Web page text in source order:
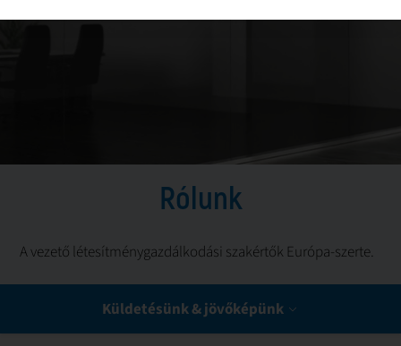
Rólunk
A vezető létesítménygazdálkodási szakértők Európa-szerte.
Küldetésünk & jövőképünk
Küldetésünk & jövőképünk
Miért válasszon minket